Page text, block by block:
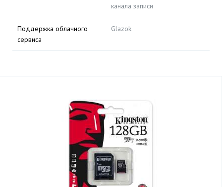
канала записи
Поддержка облачного
сервиса
Glazok